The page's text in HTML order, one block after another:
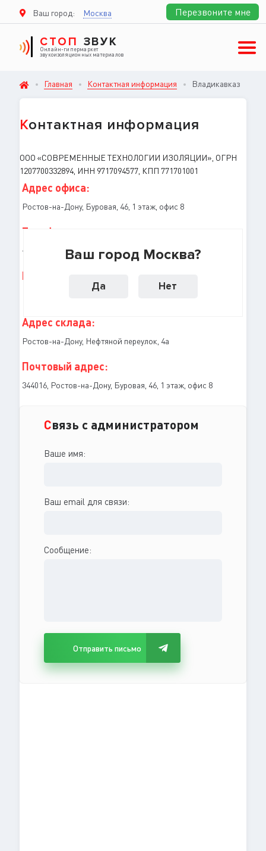
Ваш город: Москва
Ваш город Москва?
Да Нет
СТОП ЗВУК
Онлайн-гипермаркет
звукоизоляционных материалов
Перезвоните мне
Главная Контактная информация Владикавказ
Контактная информация
ООО «СОВРЕМЕННЫЕ ТЕХНОЛОГИИ ИЗОЛЯЦИИ», ОГРН
1207700332894, ИНН 9717094577, КПП 771701001
Адрес офиса:
Ростов-на-Дону, Буровая, 46, 1 этаж, офис 8
Телефон:
+7 (863) 333-57-12
Email:
mail@stopzvuk.ru
Адрес склада:
Ростов-на-Дону, Нефтяной переулок, 4а
Почтовый адрес:
344016, Ростов-на-Дону, Буровая, 46, 1 этаж, офис 8
Связь с администратором
Ваше имя:
Ваш email для связи:
Сообщение:
Отправить письмо